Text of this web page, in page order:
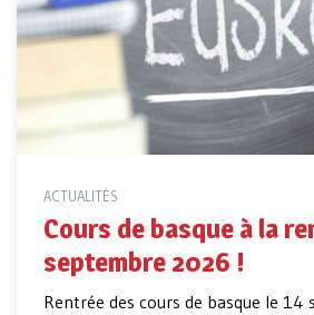
ACTUALITÉS
Cours de basque à la
septembre 2026 !
Rentrée des cours de basque le 14